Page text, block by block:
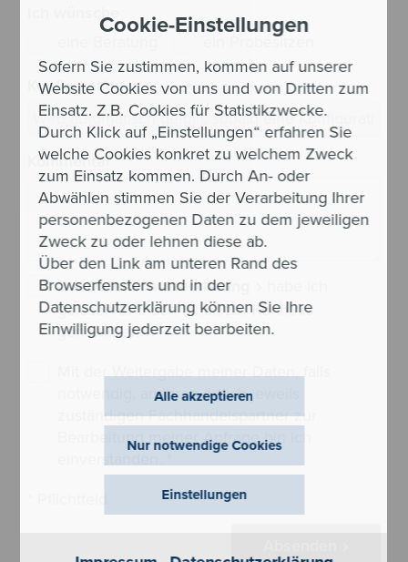
Cookie-Einstellungen
Sofern Sie zustimmen, kommen auf unserer
Website Cookies von uns und von Dritten zum
Einsatz. Z.B. Cookies für Statistikzwecke.
Durch Klick auf „Einstellungen“ erfahren Sie
welche Cookies konkret zu welchem Zweck
zum Einsatz kommen. Durch An- oder
Abwählen stimmen Sie der Verarbeitung Ihrer
personenbezogenen Daten zu dem jeweiligen
Zweck zu oder lehnen diese ab.
Über den Link am unteren Rand des
Browserfensters und in der
Datenschutzerklärung können Sie Ihre
Einwilligung jederzeit bearbeiten.
Einstellungen
Alle akzeptieren
Nur notwendige Cookies
Ich wünsche
ein Probesitzen
Konfiguration
Kommentar
DieDatenschutzerklärung
gelesen und den Inhalt zur Kenntnis
genommen.*
Mit der Weitergabe meiner Daten, falls
notwendig, an Ihren örtlich jeweils
zuständigen Fachhandelspartner zur
Bearbeitung meiner Anfrage bin ich
einverstanden.*